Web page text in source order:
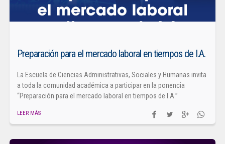
Preparación para el mercado laboral en tiempos de I.A.
La Escuela de Ciencias Administrativas, Sociales y Humanas invita
a toda la comunidad académica a participar en la ponencia
“Preparación para el mercado laboral en tiempos de I.A.”
LEER MÁS